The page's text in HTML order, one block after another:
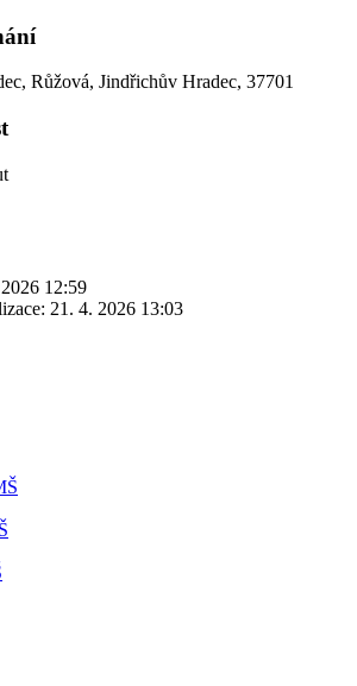
Růžová, Jindřichův Hradec, 37701
12:59
21. 4. 2026 13:03